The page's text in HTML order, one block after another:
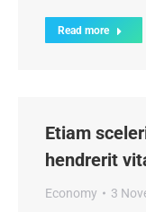
Read more
Etiam
hendrerit
Economy 3